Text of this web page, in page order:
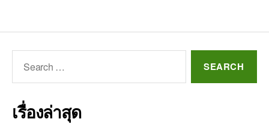
เรื่องล่าสุด